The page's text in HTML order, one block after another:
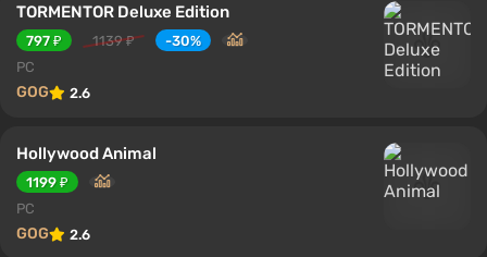
TORMENTOR Deluxe Edition
797 ₽ 1139 ₽
-30%
PC
GOG 2.6
Hollywood Animal
1199 ₽
PC
GOG 2.6